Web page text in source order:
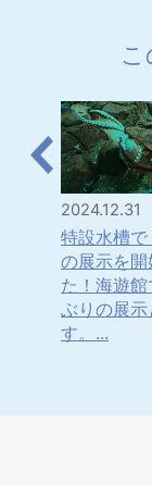
こ
2024.12.31
特設水槽で
の展示を開
た！海遊館
ぶりの展示
す。...